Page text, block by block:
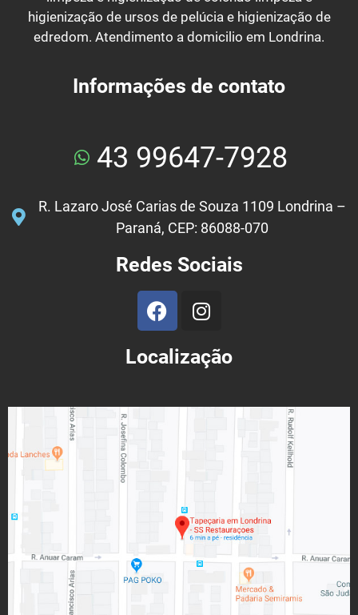
higienização de ursos de pelúcia e higienização de
edredom. Atendimento a domicilio em Londrina.
Informações de contato
43 99647-7928
R. Lazaro José Carias de Souza 1109 Londrina –
Paraná, CEP: 86088-070
Redes Sociais
Localização